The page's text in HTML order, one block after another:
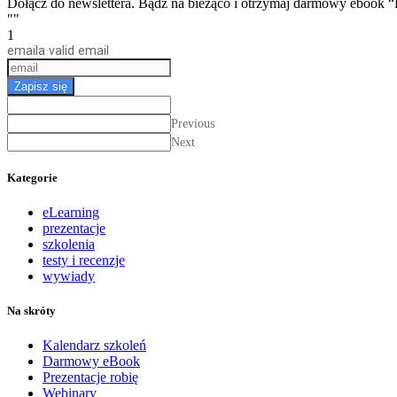
""
1
email a valid email
Zapisz się
Previous
Next
Kategorie
eLearning
prezentacje
szkolenia
testy i recenzje
wywiady
Na skróty
Kalendarz szkoleń
Darmowy eBook
Prezentacje robię
Webinary